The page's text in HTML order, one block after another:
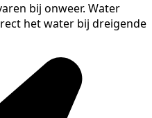
bij onweer. Water
het water bij dreigende